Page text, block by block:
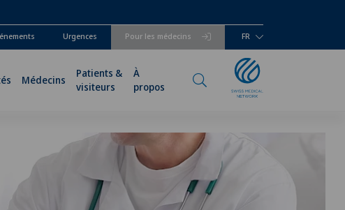
Pour les médecins
Urgences FR
Médecins
Patients &
visiteurs
À
propos